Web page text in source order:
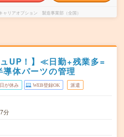
ャリアオプション 製造事業部（全国）
ュUP！】≪日勤+残業多=
体パーツの管理
が休み WEB登録OK 派遣
分